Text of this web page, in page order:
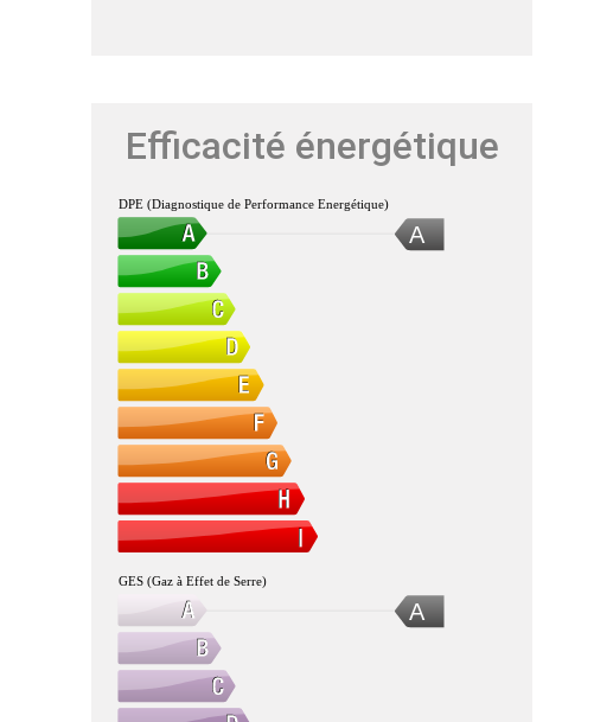
Efficacité énergétique
A
DPE (Diagnostique de Performance Energétique)
A
GES (Gaz à Effet de Serre)